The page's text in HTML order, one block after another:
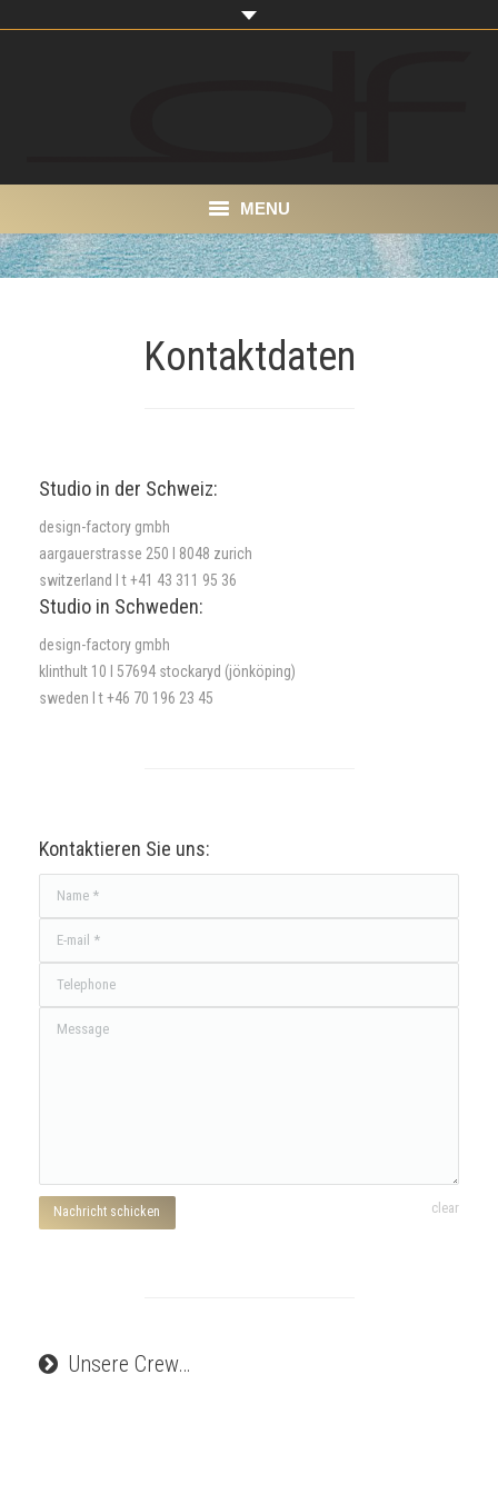
MENU
Start
PortfolioKontaktdaten
Studio in der Schweiz:
design-factory gmbh
aargauerstrasse 250 l 8048 zurich
switzerland l t +41 43 311 95 36
Studio in Schweden:
design-factory gmbh
klinthult 10 l 57694 stockaryd (jönköping)
sweden l t +46 70 196 23 45
Kontaktieren Sie uns:
Name *
E-mail *
Telephone
Message
Nachricht schicken clear
Unsere Crew…